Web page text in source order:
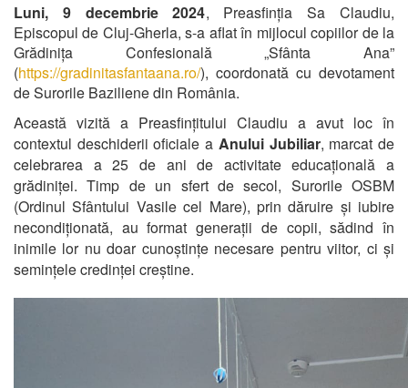
Luni, 9 decembrie 2024, Preasfinția Sa Claudiu,
Episcopul de Cluj-Gherla, s-a aflat în mijlocul copiilor de la
Grădinița Confesională „Sfânta Ana”
(https://gradinitasfantaana.ro/), coordonată cu devotament
de Surorile Baziliene din România.
Această vizită a Preasfințitului Claudiu a avut loc în
contextul deschiderii oficiale a Anului Jubiliar, marcat de
celebrarea a 25 de ani de activitate educațională a
grădiniței. Timp de un sfert de secol, Surorile OSBM
(Ordinul Sfântului Vasile cel Mare), prin dăruire și iubire
necondiționată, au format generații de copii, sădind în
inimile lor nu doar cunoștințe necesare pentru viitor, ci și
semințele credinței creștine.